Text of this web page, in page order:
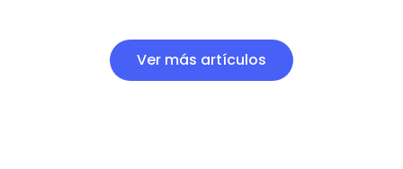
Ver más artículos